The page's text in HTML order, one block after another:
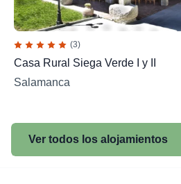
(3)
Casa Rural Siega Verde I y II
Salamanca
Ver todos los alojamientos